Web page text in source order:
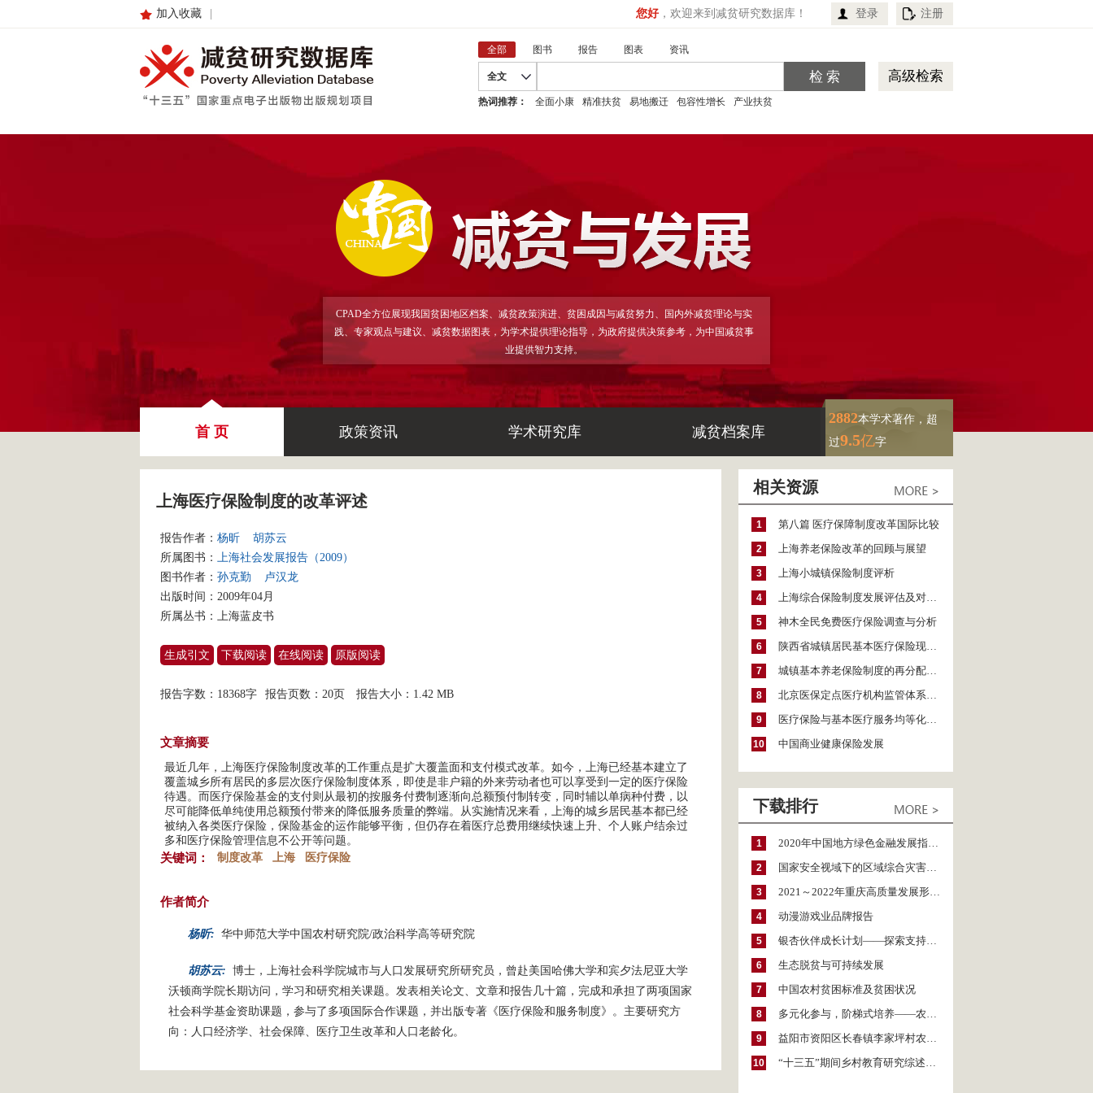
加入收藏 登录 注册
您好 ，欢迎来到减贫研究数据库！
全部 图书 报告 图表 资讯
全文 高级检索
热词推荐： 全面小康 精准扶贫 易地搬迁 包容性增长 产业扶贫
CPAD全方位展现我国贫困地区档案、减贫政策演进、贫困成因与减贫努力、国内外减贫理论与实
践、专家观点与建议、减贫数据图表，为学术提供理论指导，为政府提供决策参考，为中国减贫事
业提供智力支持。
首 页 政策资讯 学术研究库 减贫档案库
2882本学术著作，超
过9.5亿字
上海医疗保险制度的改革评述
报告作者： 杨昕
胡苏云
所属图书： 上海社会发展报告（2009）
图书作者： 孙克勤
卢汉龙
出版时间：2009年04月
所属丛书： 上海蓝皮书
生成引文 下载阅读 在线阅读 原版阅读
报告字数：18368字 报告页数：20页 报告大小： 1.42 MB
文章摘要
最近几年，上海医疗保险制度改革的工作重点是扩大覆盖面和支付模式改革。如今，上海已经基本建立了
覆盖城乡所有居民的多层次医疗保险制度体系，即使是非户籍的外来劳动者也可以享受到一定的医疗保险
待遇。而医疗保险基金的支付则从最初的按服务付费制逐渐向总额预付制转变，同时辅以单病种付费，以
尽可能降低单纯使用总额预付带来的降低服务质量的弊端。从实施情况来看，上海的城乡居民基本都已经
被纳入各类医疗保险，保险基金的运作能够平衡，但仍存在着医疗总费用继续快速上升、个人账户结余过
多和医疗保险管理信息不公开等问题。
关键词： 制度改革 上海 医疗保险
作者简介
杨昕: 华中师范大学中国农村研究院/政治科学高等研究院
胡苏云: 博士，上海社会科学院城市与人口发展研究所研究员，曾赴美国哈佛大学和宾夕法尼亚大学
沃顿商学院长期访问，学习和研究相关课题。发表相关论文、文章和报告几十篇，完成和承担了两项国家
社会科学基金资助课题，参与了多项国际合作课题，并出版专著《医疗保险和服务制度》。主要研究方
向：人口经济学、社会保障、医疗卫生改革和人口老龄化。
相关资源
1 第八篇 医疗保障制度改革国际比较
2 上海养老保险改革的回顾与展望
3 上海小城镇保险制度评析
4 上海综合保险制度发展评估及对策研究
5 神木全民免费医疗保险调查与分析
6 陕西省城镇居民基本医疗保险现状调查报告
7 城镇基本养老保险制度的再分配效应
8 北京医保定点医疗机构监管体系研究
9 医疗保险与基本医疗服务均等化——北京率先在全国实现医疗保险制度全覆盖
10 中国商业健康保险发展
下载排行
1 2020年中国地方绿色金融发展指数报告
2 国家安全视域下的区域综合灾害风险防范与风险融资战略思考
3 2021～2022年重庆高质量发展形势分析与预测
4 动漫游戏业品牌报告
5 银杏伙伴成长计划——探索支持公益人才的路径
6 生态脱贫与可持续发展
7 中国农村贫困标准及贫困状况
8 多元化参与，阶梯式培养——农家女机构农村妇女参政项目介绍
9 益阳市资阳区长春镇李家坪村农民增收调研报告
10 “十三五”期间乡村教育研究综述（2015～2020）